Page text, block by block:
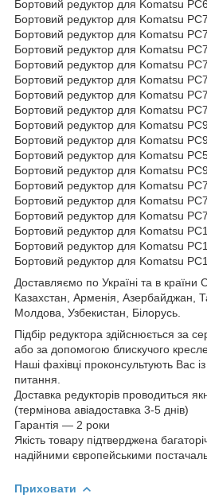
Бортовий редуктор для Komatsu
Бортовий редуктор для Komatsu
Бортовий редуктор для Komatsu
Бортовий редуктор для Komatsu
Бортовий редуктор для Komatsu
Бортовий редуктор для Komatsu
Бортовий редуктор для Komatsu
Бортовий редуктор для Komatsu
Бортовий редуктор для Komatsu
Бортовий редуктор для Komatsu
Бортовий редуктор для Komatsu
Бортовий редуктор для Komatsu
Бортовий редуктор для Komatsu
Бортовий редуктор для Komatsu
Бортовий редуктор для Komatsu
Бортовий редуктор для Komatsu
Бортовий редуктор для Komatsu
Бортовий редуктор для Komatsu
Доставляємо по Україні та в країни
Казахстан, Арменія, Азербайджан,
Молдова, Узбекистан, Білорусь.
Підбір редуктора здійснюється за
або за допомогою блискучого
Наші фахівці проконсультують Вас
питання.
Доставка редукторів проводиться
(термінова авіадоставка 3-5 днів)
Гарантія — 2 роки
Якість товару підтверджена
надійними європейськими
Приховати